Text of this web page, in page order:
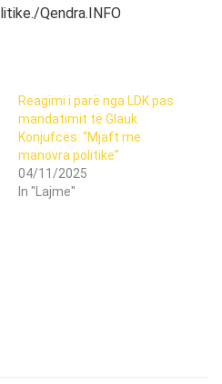
Qendra.INFO
Reagimi i parë nga LDK pas
mandatimit të Glauk
Konjufcës: “Mjaft me
manovra politike”
04/11/2025
In "Lajme"